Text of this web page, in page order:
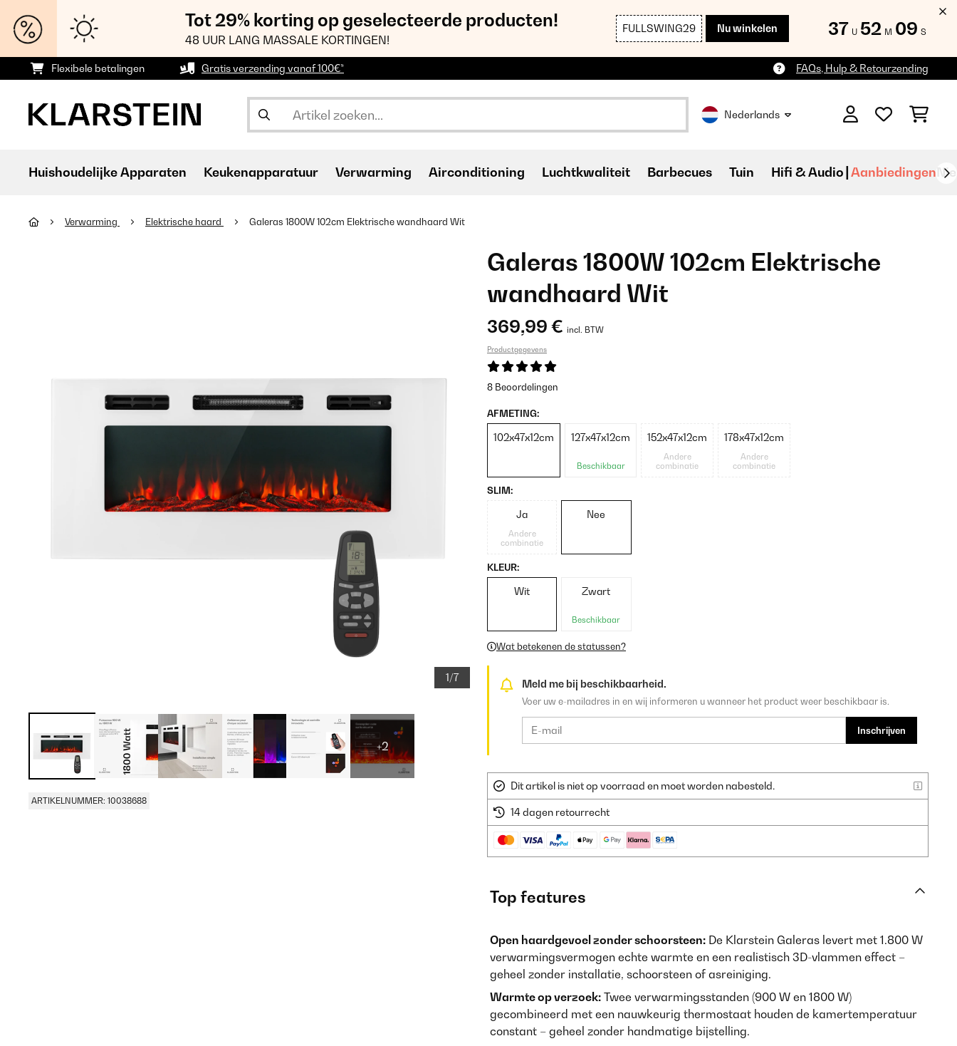
Tot 29% korting op geselecteerde producten!
48 UUR LANG MASSALE KORTINGEN!
FULLSWING29 Nu winkelen 37 U 52 M 08 S
Flexibele betalingen Gratis verzending vanaf 100€* FAQs, Hulp & Retourzending
Nederlands
Huishoudelijke Apparaten Keukenapparatuur Verwarming Airconditioning Luchtkwaliteit Barbecues Tuin Hifi & Audio Aanbiedingen
Verwarming Elektrische haard Galeras 1800W 102cm Elektrische wandhaard​ Wit
1/7
+2
ARTIKELNUMMER: 10038688
Galeras 1800W 102cm Elektrische
wandhaard​ Wit
369,99 € incl. BTW
Productgegevens
8 Beoordelingen
AFMETING:
102x47x12cm 127x47x12cm
Beschikbaar
152x47x12cm
Andere
combinatie
178x47x12cm
Andere
combinatie
SLIM:
Ja
Andere
combinatie
Nee
KLEUR:
Wit Zwart
Beschikbaar
Wat betekenen de statussen?
Meld me bij beschikbaarheid.
Voer uw e-mailadres in en wij informeren u wanneer het product weer beschikbaar is.
Inschrijven
Dit artikel is niet op voorraad en moet worden nabesteld.
14 dagen retourrecht
Top features
Open haardgevoel zonder schoorsteen: De Klarstein Galeras levert met 1.800 W
verwarmingsvermogen echte warmte en een realistisch 3D-vlammen effect –
geheel zonder installatie, schoorsteen of asreiniging.
Warmte op verzoek: Twee verwarmingsstanden (900 W en 1800 W)
gecombineerd met een nauwkeurig thermostaat houden de kamertemperatuur
constant – geheel zonder handmatige bijstelling.